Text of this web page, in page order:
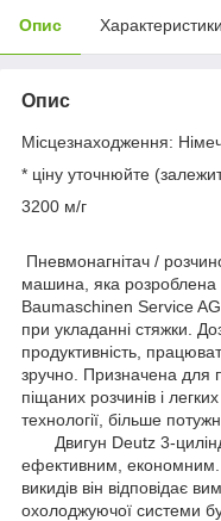
Опис Характеристики
Опис
Місцезнаходження:
* ціну уточнюйте
3200 м/г
Пневмонагнітач /
машина, яка розроблена
Baumaschinen Service
при укладанні стяжки.
продуктивність,
зручно. Призначена для
піщаних розчинів і
технології, більше
Двигун Deutz 3-
ефективним, економним.
викидів він відповідає
охолоджуючої системи